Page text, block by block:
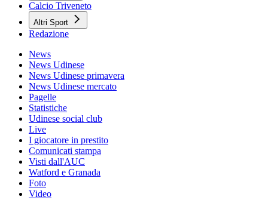
Calcio Triveneto
Altri Sport
Redazione
News
News Udinese
News Udinese primavera
News Udinese mercato
Pagelle
Statistiche
Udinese social club
Live
I giocatore in prestito
Comunicati stampa
Visti dall'AUC
Watford e Granada
Foto
Video